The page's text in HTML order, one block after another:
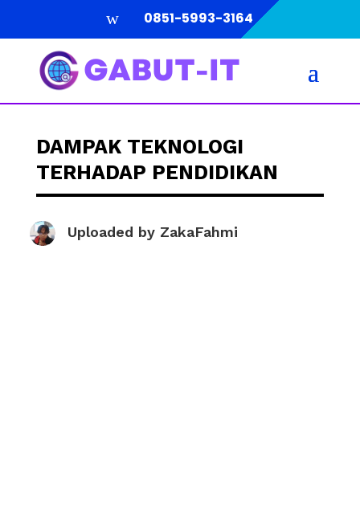
w 0851-5993-3164
DAMPAK TEKNOLOGI
TERHADAP PENDIDIKAN
Uploaded by ZakaFahmi